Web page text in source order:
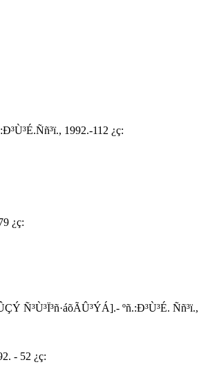
1992.-112 ¿ç:
¿ç:
Ñ³Ù³Ï³ñ·áõÃÛ³ÝÁ].- ºñ.:Ð³Ù³É. Ññ³ï.,
- 52 ¿ç: